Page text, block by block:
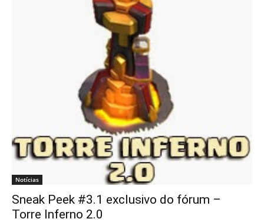
Notícias
Sneak Peek #3.1 exclusivo do fórum –
Torre Inferno 2.0